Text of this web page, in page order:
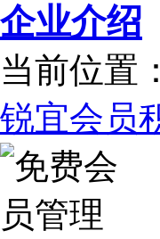
企业介绍
当前位置：
锐宜会员